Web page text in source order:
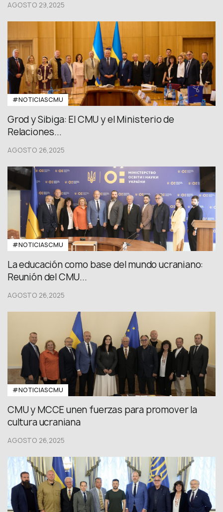
AGOSTO 29,2025
#NOTICIASCMU
Grod y Sibiga: El CMU y el Ministerio de
Relaciones...
AGOSTO 26,2025
#NOTICIASCMU
La educación como base del mundo ucraniano:
Reunión del CMU...
AGOSTO 26,2025
#NOTICIASCMU
CMU y MCCE unen fuerzas para promover la
cultura ucraniana
AGOSTO 26,2025